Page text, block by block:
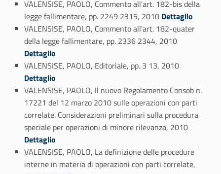
VALENSISE, PAOLO, Commento all'art. 182-bis della
legge fallimentare, pp. 2249 2315, 2010 Link identifier #identifier_person_61616-54
Dettaglio
VALENSISE, PAOLO, Commento all'art. 182-quater
della legge fallimentare, pp. 2336 2344, 2010
Dettaglio
VALENSISE, PAOLO, Editoriale, pp. 3 13, 2010
Dettaglio
VALENSISE, PAOLO, Il nuovo Regolamento Consob n.
17221 del 12 marzo 2010 sulle operazioni con parti
correlate. Considerazioni preliminari sulla procedura
speciale per operazioni di minore rilevanza, 2010
Dettaglio
VALENSISE, PAOLO, La definizione delle procedure
interne in materia di operazioni con parti correlate,